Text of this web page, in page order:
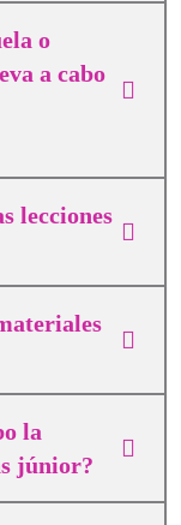
o
a cabo
lecciones
la
júnior?